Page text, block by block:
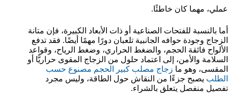
عملي، مهما كان خاطئًا.
أما بالنسبة للفتحات الصناعية أو ذات الأبعاد الكبيرة، فإن متانة
الزجاج وجودة حوافه الجانبية تلعبان دورًا مهمًا أيضًا. فقد تدفع
الألواح فائقة الحجم، والضغط الحراري، وضغط الرياح، وقواعد
السلامة والأمن، إلى اعتماد حلول من الزجاج المقوى حراريًّا أو
المقسى، وهو ما زجاج مصلب كبير الحجم مصنوع حسب
الطلب يصبح جزءًا من النقاش حول الطاقة، وليس مجرد
تفصيل منفصل يتعلق بالشراء.